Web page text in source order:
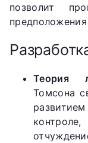
позволит
Теория
Томсона